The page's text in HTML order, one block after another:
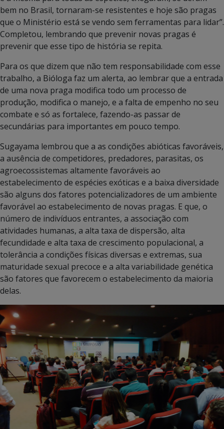
bem no Brasil, tornaram-se resistentes e hoje são pragas
que o Ministério está se vendo sem ferramentas para lidar”.
Completou, lembrando que prevenir novas pragas é
prevenir que esse tipo de história se repita.
Para os que dizem que não tem responsabilidade com esse
trabalho, a Bióloga faz um alerta, ao lembrar que a entrada
de uma nova praga modifica todo um processo de
produção, modifica o manejo, e a falta de empenho no seu
combate e só as fortalece, fazendo-as passar de
secundárias para importantes em pouco tempo.
Sugayama lembrou que a as condições abióticas favoráveis,
a ausência de competidores, predadores, parasitas, os
agroecossistemas altamente favoráveis ao
estabelecimento de espécies exóticas e a baixa diversidade
são alguns dos fatores potencializadores de um ambiente
favorável ao estabelecimento de novas pragas. E que, o
número de indivíduos entrantes, a associação com
atividades humanas, a alta taxa de dispersão, alta
fecundidade e alta taxa de crescimento populacional, a
tolerância a condições físicas diversas e extremas, sua
maturidade sexual precoce e a alta variabilidade genética
são fatores que favorecem o estabelecimento da maioria
delas.